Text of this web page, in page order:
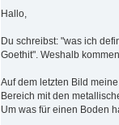
Hallo,
Du schreibst: "was ich
Goethit". Weshalb
Auf dem letzten Bild
Bereich mit den
Um was für einen Boden